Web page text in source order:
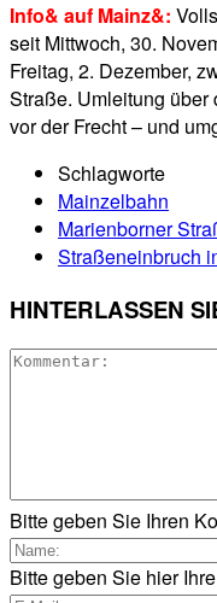
Info& auf Mainz&:
seit Mittwoch, 30.
Freitag, 2. Dezember,
Straße. Umleitung
vor der Frecht – und
Schlagworte
Mainzelbahn
Marienborner
Straßeneinbruch
HINTERLASSEN
Bitte geben Sie Ihren
Bitte geben Sie hier